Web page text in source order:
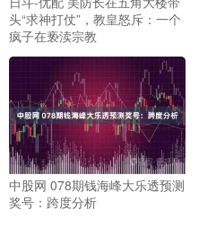
头“求神打仗”，教皇怒斥：一个
疯子在亵渎宗教
中股网 078期钱海峰大乐透预测
奖号：跨度分析